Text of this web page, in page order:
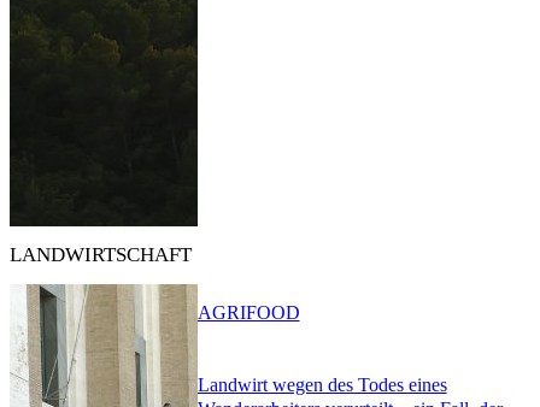
LANDWIRTSCHAFT
Landwirt wegen des Todes eines
AGRIFOOD